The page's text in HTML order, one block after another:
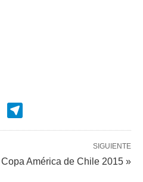
SIGUIENTE
América de Chile 2015 »